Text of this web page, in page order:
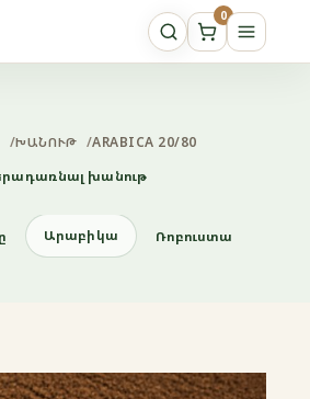
0
/ԽԱՆՈՒԹ /ARABICA 20/80
խանութ
Արաբիկա Ռոբուստա